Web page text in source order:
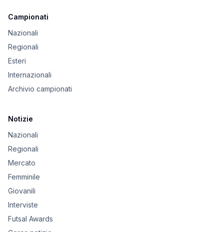
Campionati
Nazionali
Regionali
Esteri
Internazionali
Archivio campionati
Notizie
Nazionali
Regionali
Mercato
Femminile
Giovanili
Interviste
Futsal Awards